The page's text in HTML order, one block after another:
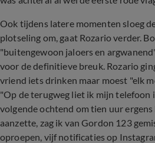
Ook tijdens latere momenten sloeg
plotseling om, gaat Rozario verder.
"buitengewoon jaloers en
voor de definitieve breuk. Rozario
vriend iets drinken maar moest "elk
"Op de terugweg liet ik mijn telefoon
volgende ochtend om tien uur ergens
aanzette, zag ik van Gordon 123
oproepen, vijf notificaties op